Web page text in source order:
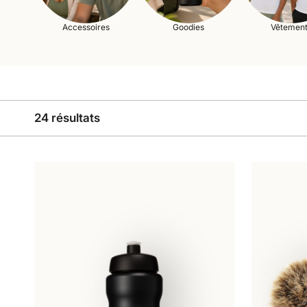
Accessoires Goodies
24 résultats